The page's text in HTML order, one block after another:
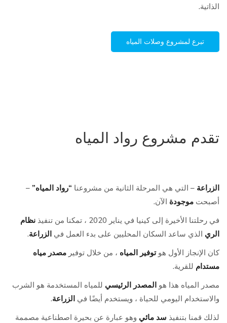
الذاتية.
تبرع لمشروع وصلات المياه
تقدم مشروع رواد المياه
الزراعة – التي هي المرحلة الثانية من مشروعنا “رواد المياه” –
أصبحت موجودة الآن.
في رحلتنا الأخيرة إلى كينيا في يناير 2020 ، تمكنا من تنفيذ
نظام
الري الذي ساعد السكان المحليين على بدء العمل في الزراعة.
كان الإنجاز الأول هو توفير المياه ، من خلال توفير مصدر مياه
مستدام للقرية.
مصدر المياه هذا هو المصدر الرئيسي للمياه المستخدمة هو الشرب
والاستخدام اليومي للحياة ، ويستخدم أيضًا في الزراعة.
لذلك قمنا بتنفيذ سد مائي وهو عبارة عن بحيرة اصطناعية مصممة